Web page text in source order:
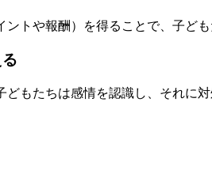
トや報酬）を得ることで、子ど
どもたちは感情を認識し、それに